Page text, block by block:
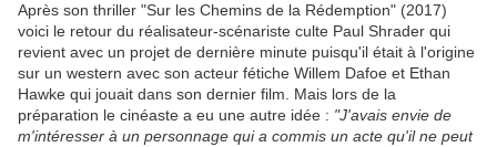
Après son thriller "Sur les Chemins de la Rédemption" (2017)
voici le retour du réalisateur-scénariste culte Paul Shrader qui
revient avec un projet de dernière minute puisqu'il était à l'origine
sur un western avec son acteur fétiche Willem Dafoe et Ethan
Hawke qui jouait dans son dernier film. Mais lors de la
préparation le cinéaste a eu une autre idée : "J'avais envie de
m'intéresser à un personnage qui a commis un acte qu'il ne peut